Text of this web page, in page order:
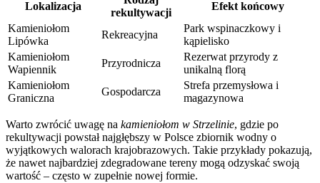
Lokalizacja
rekultywacji
Efekt końcowy
Kamieniołom
Lipówka
Rekreacyjna
Park wspinaczkowy i
kąpielisko
Kamieniołom
Wapiennik
Przyrodnicza
Rezerwat przyrody z
unikalną florą
Kamieniołom
Graniczna
Gospodarcza
Strefa przemysłowa i
magazynowa
Warto zwrócić uwagę na kamieniołom w Strzelinie, gdzie po
rekultywacji powstał najgłębszy w Polsce zbiornik wodny o
wyjątkowych walorach krajobrazowych. Takie przykłady pokazują,
że nawet najbardziej zdegradowane tereny mogą odzyskać swoją
wartość – często w zupełnie nowej formie.